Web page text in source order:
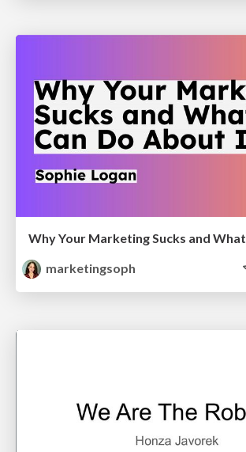
marketingsoph